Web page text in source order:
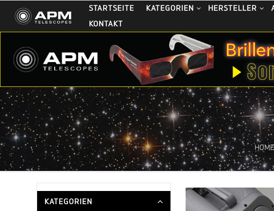
STARTSEITE KATEGORIEN HERSTELLER
KONTAKT
HOME
KATEGORIEN